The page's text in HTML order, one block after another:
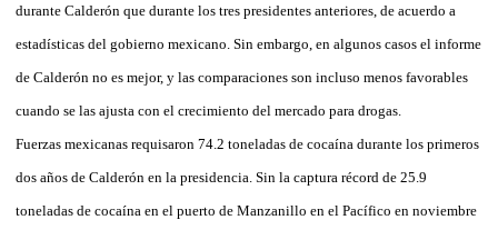
durante Calderón que durante los tres presidentes anteriores, de acuerdo a
estadísticas del gobierno mexicano. Sin embargo, en algunos casos el informe
de Calderón no es mejor, y las comparaciones son incluso menos favorables
cuando se las ajusta con el crecimiento del mercado para drogas.
Fuerzas mexicanas requisaron 74.2 toneladas de cocaína durante los primeros
dos años de Calderón en la presidencia. Sin la captura récord de 25.9
toneladas de cocaína en el puerto de Manzanillo en el Pacífico en noviembre